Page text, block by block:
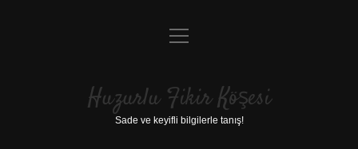
Anasayfa
Yasal Uyarı
menüyü
Huzurlu Fikir Köşesi
Sade ve keyifli bilgilerle tanış!